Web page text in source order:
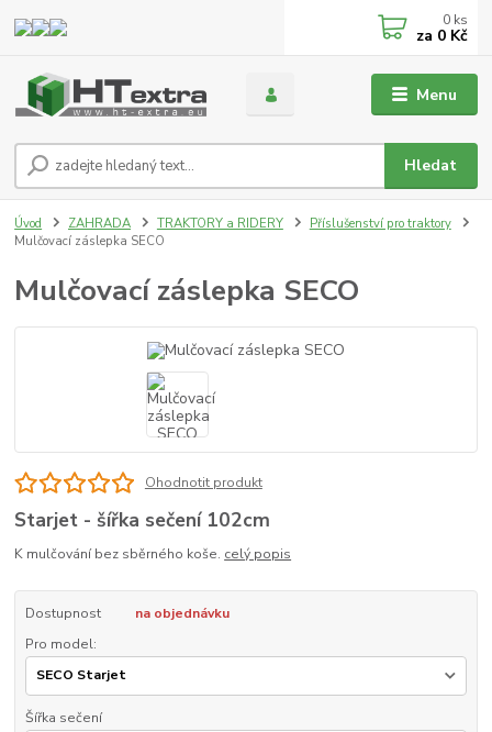
Menu
Hledat
0 ks
za 0 Kč
Úvod ZAHRADA TRAKTORY a RIDERY
Příslušenství pro traktory
Mulčovací záslepka SECO
Mulčovací záslepka SECO
Ohodnotit produkt
Starjet - šířka sečení 102cm
K mulčování bez sběrného koše. celý popis
Dostupnost
na objednávku
Pro model:
Šířka sečení